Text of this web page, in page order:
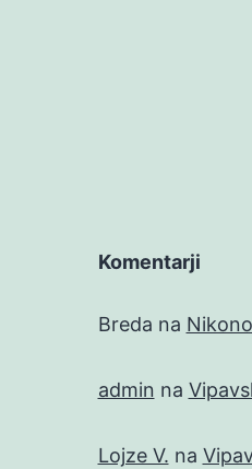
Komentarji
Breda na
admin na
Lojze V. na